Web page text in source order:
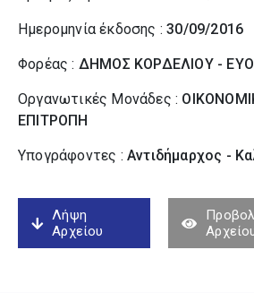
Ημερομηνία έκδοσης :30/09/2016
Φορέας : ΔΗΜΟΣ ΚΟΡΔΕΛΙΟΥ -
Οργανωτικές Μονάδες :
ΕΠΙΤΡΟΠΗ
Υπογράφοντες : Αντιδήμαρχος -
Λήψη
Αρχείου